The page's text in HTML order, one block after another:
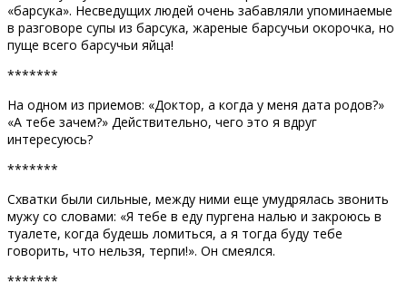
«барсука». Несведущих людей очень забавляли упоминаемые
в разговоре супы из барсука, жареные барсучьи окорочка, но
пуще всего барсучьи яйца!
*******
На одном из приемов: «Доктор, а когда у меня дата родов?»
«А тебе зачем?» Действительно, чего это я вдруг
интересуюсь?
*******
Схватки были сильные, между ними еще умудрялась звонить
мужу со словами: «Я тебе в еду пургена налью и закроюсь в
туалете, когда будешь ломиться, а я тогда буду тебе
говорить, что нельзя, терпи!». Он смеялся.
*******